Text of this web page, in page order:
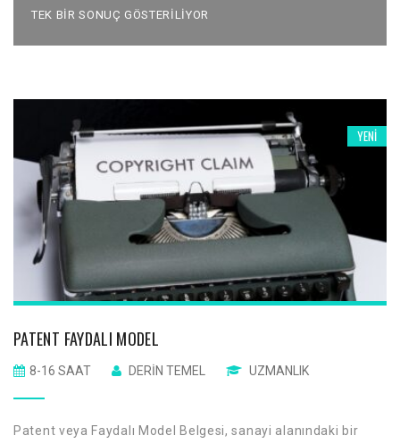
TEK BIR SONUÇ GÖSTERILIYOR
YENI
PATENT FAYDALI MODEL
8-16 SAAT DERIN TEMEL UZMANLIK
Patent veya Faydalı Model Belgesi, sanayi alanındaki bir